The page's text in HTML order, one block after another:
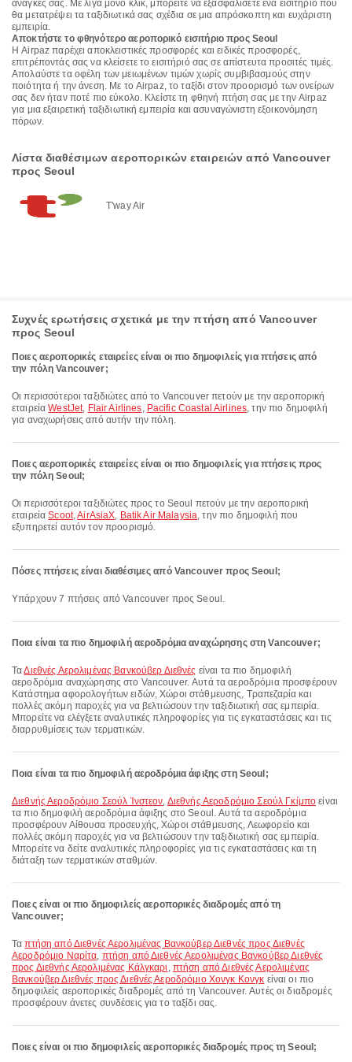
ανάγκες σας. Με λίγα μόνο κλικ, μπορείτε να εξασφαλίσετε ένα εισιτήριο που
θα μετατρέψει τα ταξιδιωτικά σας σχέδια σε μια απρόσκοπτη και ευχάριστη
εμπειρία.
Αποκτήστε το φθηνότερο αεροπορικό εισιτήριο προς Seoul
Η Airpaz παρέχει αποκλειστικές προσφορές και ειδικές προσφορές,
επιτρέποντάς σας να κλείσετε το εισιτήριό σας σε απίστευτα προσιτές τιμές.
Απολαύστε τα οφέλη των μειωμένων τιμών χωρίς συμβιβασμούς στην
ποιότητα ή την άνεση. Με το Airpaz, το ταξίδι στον προορισμό των ονείρων
σας δεν ήταν ποτέ πιο εύκολο. Κλείστε τη φθηνή πτήση σας με την Airpaz
για μια εξαιρετική ταξιδιωτική εμπειρία και ασυναγώνιστη εξοικονόμηση
πόρων.
Λίστα διαθέσιμων αεροπορικών εταιρειών από Vancouver
προς Seoul
T'way Air
Συχνές ερωτήσεις σχετικά με την πτήση από Vancouver
προς Seoul
Ποιες αεροπορικές εταιρείες είναι οι πιο δημοφιλείς για πτήσεις από
την πόλη Vancouver;
Οι περισσότεροι ταξιδιώτες από το Vancouver πετούν με την αεροπορική
εταιρείαWestJet, Flair Airlines, Pacific Coastal Airlines, την πιο δημοφιλή
για αναχωρήσεις από αυτήν την πόλη.
Ποιες αεροπορικές εταιρείες είναι οι πιο δημοφιλείς για πτήσεις προς
την πόλη Seoul;
Οι περισσότεροι ταξιδιώτες προς το Seoul πετούν με την αεροπορική
εταιρείαScoot,AirAsiaX, Batik Air Malaysia, την πιο δημοφιλή που
εξυπηρετεί αυτόν τον προορισμό.
Πόσες πτήσεις είναι διαθέσιμες από Vancouver προς Seoul;
Υπάρχουν 7 πτήσεις από Vancouver προς Seoul.
Ποια είναι τα πιο δημοφιλή αεροδρόμια αναχώρησης στη Vancouver;
ΤαΔιεθνές Αερολιμένας Βανκούβερ Διεθνές είναι τα πιο δημοφιλή
αεροδρόμια αναχώρησης στο Vancouver. Αυτά τα αεροδρόμια προσφέρουν
Κατάστημα αφορολογήτων ειδών, Χώροι στάθμευσης, Τραπεζαρία και
πολλές ακόμη παροχές για να βελτιώσουν την ταξιδιωτική σας εμπειρία.
Μπορείτε να ελέγξετε αναλυτικές πληροφορίες για τις εγκαταστάσεις και τις
διαρρυθμίσεις των τερματικών.
Ποια είναι τα πιο δημοφιλή αεροδρόμια άφιξης στη Seoul;
Διεθνής Αεροδρόμιο Σεούλ Ίνστεον, Διεθνής Αεροδρόμιο Σεούλ Γκίμπο είναι
τα πιο δημοφιλή αεροδρόμια άφιξης στο Seoul. Αυτά τα αεροδρόμια
προσφέρουν Αίθουσα προσευχής, Χώροι στάθμευσης, Λεωφορείο και
πολλές ακόμη παροχές για να βελτιώσουν την ταξιδιωτική σας εμπειρία.
Μπορείτε να δείτε αναλυτικές πληροφορίες για τις εγκαταστάσεις και τη
διάταξη των τερματικών σταθμών.
Ποιες είναι οι πιο δημοφιλείς αεροπορικές διαδρομές από τη
Vancouver;
Ταπτήση από Διεθνές Αερολιμένας Βανκούβερ Διεθνές προς Διεθνές
Αεροδρόμιο Ναρίτα, πτήση από Διεθνές Αερολιμένας Βανκούβερ Διεθνές
προς Διεθνής Αερολιμένας Κάλγκαρι , πτήση από Διεθνές Αερολιμένας
Βανκούβερ Διεθνές προς Διεθνές Αεροδρόμιο Χονγκ Κονγκ είναι οι πιο
δημοφιλείς αεροπορικές διαδρομές από τη Vancouver. Αυτές οι διαδρομές
προσφέρουν άνετες συνδέσεις για το ταξίδι σας.
Ποιες είναι οι πιο δημοφιλείς αεροπορικές διαδρομές προς τη Seoul;